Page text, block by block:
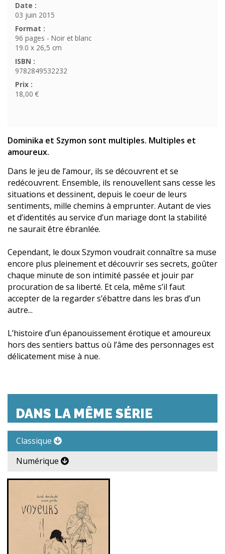
Date :
03 juin 2015
Format :
96 pages - Noir et blanc
19.0 x 26,5 cm
ISBN :
9782849532232
Prix :
18,00 €
Dominika et Szymon sont multiples. Multiples et
amoureux.
Dans le jeu de l’amour, ils se découvrent et se
redécouvrent. Ensemble, ils renouvellent sans cesse les
situations et dessinent, depuis le coeur de leurs
sentiments, mille chemins à emprunter. Autant de vies
et d’identités au service d’un mariage dont la stabilité
ne saurait être ébranlée.
Cependant, le doux Szymon voudrait connaître sa muse
encore plus pleinement et découvrir ses secrets, goûter
chaque minute de son intimité passée et jouir par
procuration de sa liberté. Et cela, même s’il faut
accepter de la regarder s’ébattre dans les bras d’un
autre...
L’histoire d’un épanouissement érotique et amoureux
hors des sentiers battus où l’âme des personnages est
délicatement mise à nue.
DANS LA MÊME SÉRIE
Classique
Numérique